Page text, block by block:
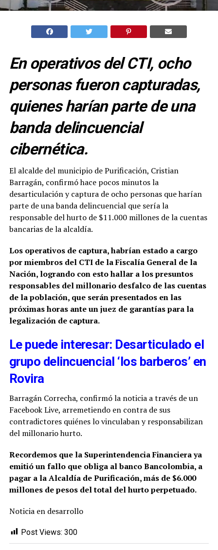
En operativos del CTI, ocho
personas fueron capturadas,
quienes harían parte de una
banda delincuencial
cibernética.
El alcalde del municipio de Purificación, Cristian
Barragán, confirmó hace pocos minutos la
desarticulación y captura de ocho personas que harían
parte de una banda delincuencial que sería la
responsable del hurto de $11.000 millones de la cuentas
bancarias de la alcaldía.
Los operativos de captura, habrían estado a cargo
por miembros del CTI de la Fiscalía General de la
Nación, logrando con esto hallar a los presuntos
responsables del millonario desfalco de las cuentas
de la población, que serán presentados en las
próximas horas ante un juez de garantías para la
legalización de captura.
Le puede interesar: Desarticulado el
grupo delincuencial ‘los barberos’ en
Rovira
Barragán Correcha, confirmó la noticia a través de un
Facebook Live, arremetiendo en contra de sus
contradictores quiénes lo vinculaban y responsabilizan
del millonario hurto.
Recordemos que la Superintendencia Financiera ya
emitió un fallo que obliga al banco Bancolombia, a
pagar a la Alcaldía de Purificación, más de $6.000
millones de pesos del total del hurto perpetuado.
Noticia en desarrollo
Post Views: 300